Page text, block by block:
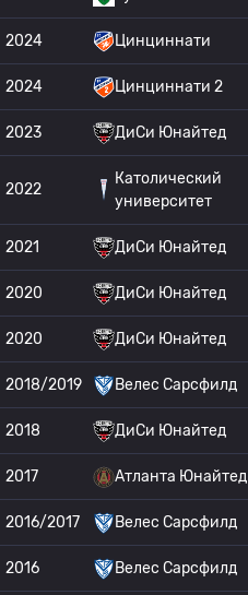
2024 Цинциннати
2024 Цинциннати 2
2023 ДиСи Юнайтед
2022
Католический
университет
2021 ДиСи Юнайтед
2020 ДиСи Юнайтед
2020 ДиСи Юнайтед
2018/2019 Велес Сарсфилд
2018 ДиСи Юнайтед
2017 Атланта Юнайтед
2016/2017 Велес Сарсфилд
2016 Велес Сарсфилд